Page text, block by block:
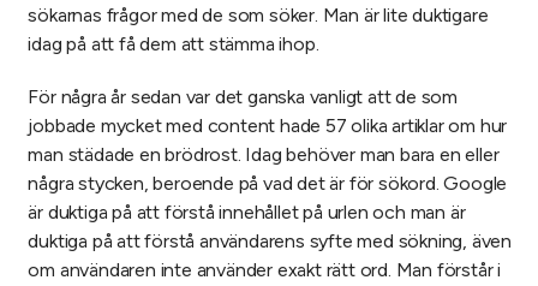
sökarnas frågor med de som söker. Man är lite duktigare
idag på att få dem att stämma ihop.
För några år sedan var det ganska vanligt att de som
jobbade mycket med content hade 57 olika artiklar om hur
man städade en brödrost. Idag behöver man bara en eller
några stycken, beroende på vad det är för sökord. Google
är duktiga på att förstå innehållet på urlen och man är
duktiga på att förstå användarens syfte med sökning, även
om användaren inte använder exakt rätt ord. Man förstår i